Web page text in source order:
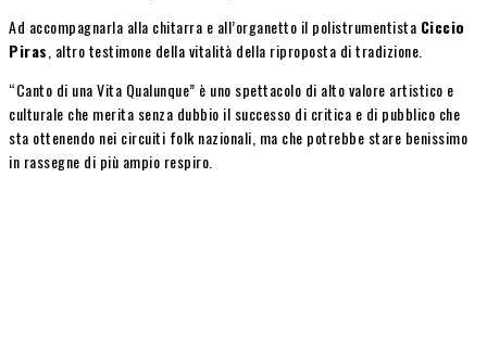
Ad accompagnarla alla chitarra e all’organetto il polistrumentista Ciccio
Piras , altro testimone della vitalità della riproposta di tradizione.
“Canto di una Vita Qualunque” è uno spettacolo di alto valore artistico e
culturale che merita senza dubbio il successo di critica e di pubblico che
sta ottenendo nei circuiti folk nazionali, ma che potrebbe stare benissimo
in rassegne di più ampio respiro.